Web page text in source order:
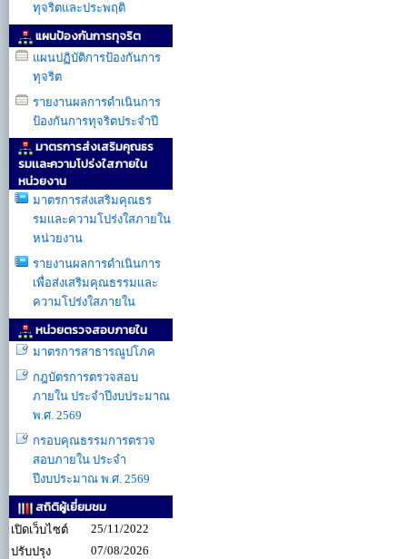
ทุจริตและประพฤติ
แผนป้องกันการทุจริต
แผนปฏิบัติการป้องกันการ
ทุจริต
รายงานผลการดำเนินการ
ป้องกันการทุจริตประจำปี
มาตรการส่งเสริมคุณธร
รมเเละความโปร่งใสภายใน
หน่วยงาน
มาตรการส่งเสริมคุณธร
รมเเละความโปร่งใสภายใน
หน่วยงาน
รายงานผลการดำเนินการ
เพื่อส่งเสริมคุณธรรมเเละ
ความโปร่งใสภายใน
หน่วยตรวจสอบภายใน
มาตรการสาธารณูปโภค
กฎบัตรการตรวจสอบ
ภายใน ประจำปีงบประมาณ
พ.ศ. 2569
กรอบคุณธรรมการตรวจ
สอบภายใน ประจำ
ปีงบประมาณ พ.ศ. 2569
สถิติผู้เยี่ยมชม
เปิดเว็บไซต์
25/11/2022
ปรับปรุง
07/08/2026